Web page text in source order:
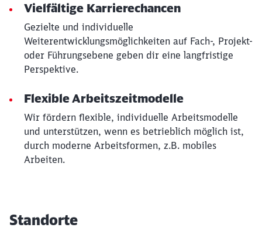
Vielfältige Karrierechancen
Gezielte und individuelle
Weiterentwicklungsmöglichkeiten auf Fach-, Projekt-
oder Führungsebene geben dir eine langfristige
Perspektive.
Flexible Arbeitszeitmodelle
Wir fördern flexible, individuelle Arbeitsmodelle
und unterstützen, wenn es betrieblich möglich ist,
durch moderne Arbeitsformen, z.B. mobiles
Arbeiten.
Standorte